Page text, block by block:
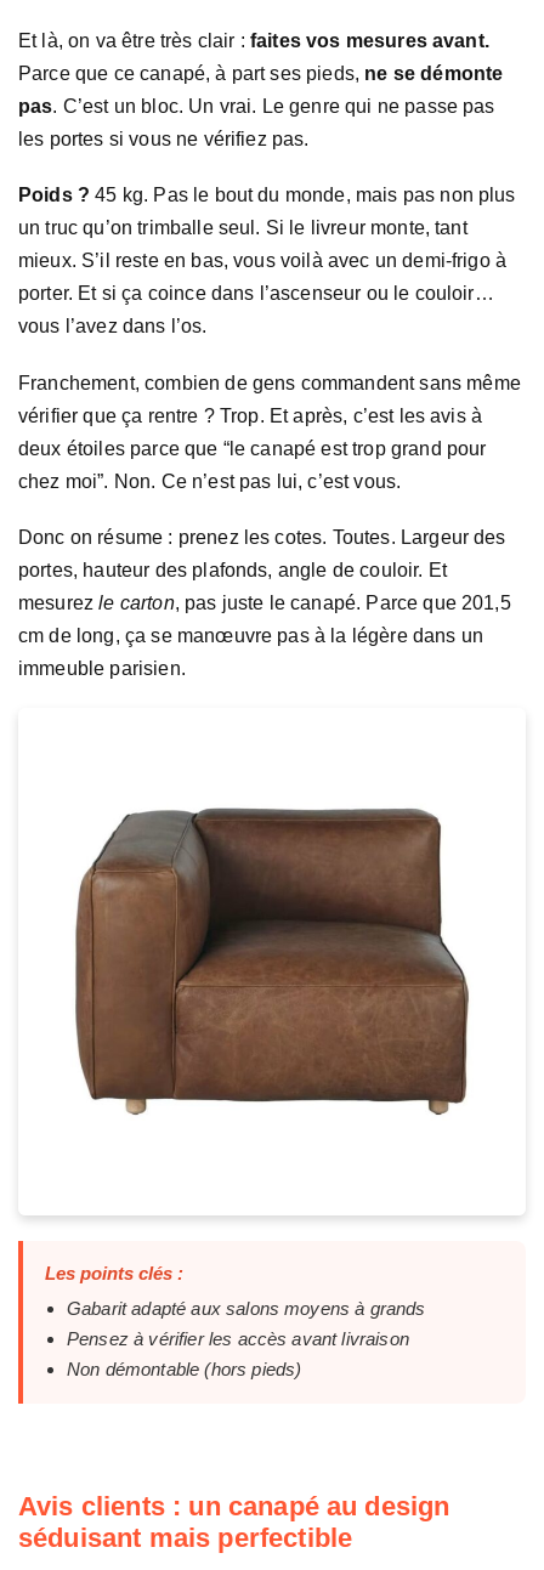
Et là, on va être très clair : faites vos mesures avant.
Parce que ce canapé, à part ses pieds, ne se démonte
pas. C’est un bloc. Un vrai. Le genre qui ne passe pas
les portes si vous ne vérifiez pas.
Poids ? 45 kg. Pas le bout du monde, mais pas non plus
un truc qu’on trimballe seul. Si le livreur monte, tant
mieux. S’il reste en bas, vous voilà avec un demi-frigo à
porter. Et si ça coince dans l’ascenseur ou le couloir…
vous l’avez dans l’os.
Franchement, combien de gens commandent sans même
vérifier que ça rentre ? Trop. Et après, c’est les avis à
deux étoiles parce que “le canapé est trop grand pour
chez moi”. Non. Ce n’est pas lui, c’est vous.
Donc on résume : prenez les cotes. Toutes. Largeur des
portes, hauteur des plafonds, angle de couloir. Et
mesurezle carton, pas juste le canapé. Parce que 201,5
cm de long, ça se manœuvre pas à la légère dans un
immeuble parisien.
Les points clés :
Gabarit adapté aux salons moyens à grands
Pensez à vérifier les accès avant livraison
Non démontable (hors pieds)
Avis clients : un canapé au design
séduisant mais perfectible